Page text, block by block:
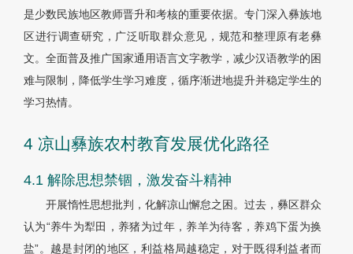
是少数民族地区教师晋升和考核的重要依据。专门深入彝族地
区进行调查研究，广泛听取群众意见，规范和整理原有老彝
文。全面普及推广国家通用语言文字教学，减少汉语教学的困
难与限制，降低学生学习难度，循序渐进地提升并稳定学生的
学习热情。
4 凉山彝族农村教育发展优化路径
4.1 解除思想禁锢，激发奋斗精神
开展惰性思想批判，化解凉山懈怠之困。过去，彝区群众
认为“养牛为犁田，养猪为过年，养羊为待客，养鸡下蛋为换
盐”。越是封闭的地区，利益格局越稳定，对于既得利益者而